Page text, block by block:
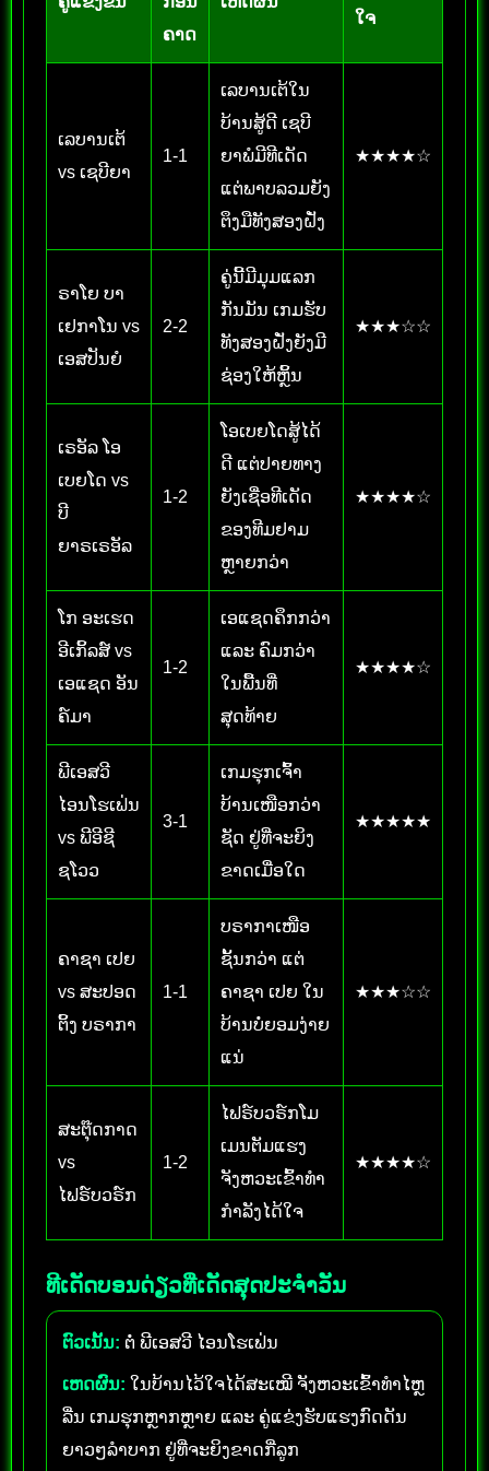
ຄາດ
ໃຈ
ເລບານເຕ້
vs ເຊບີຍາ
1-1
ເລບານເຕ້ໃນ
ບ້ານສູ້ດີ ເຊບີ
ຍາພໍມີທີເດັດ
ແຕ່ພາບລວມຍັງ
ຕຶງມືທັງສອງຝັ່ງ
★★★★☆
ຣາໂຍ ບາ
ເຢກາໂນ vs
ເອສປັນຍໍ
2-2
ຄູ່ນີ້ມີມຸມແລກ
ກັນມັນ ເກມຮັບ
ທັງສອງຝັ່ງຍັງມີ
ຊ່ອງໃຫ້ຫຼິ້ນ
★★★☆☆
ເຣອັລ ໂອ
ເບຍໂດ vs
ບີ
ຍາຣເຣອັລ
1-2
ໂອເບຍໂດສູ້ໄດ້
ດີ ແຕ່ປາຍທາງ
ຍັງເຊື່ອທີເດັດ
ຂອງທີມຢາມ
ຫຼາຍກວ່າ
★★★★☆
ໂກ ອະເຮດ
ອີເກິ້ລສ໌ vs
ເອແຊດ ອັນ
ຄ໌ມາ
1-2
ເອແຊດຄຶກກວ່າ
ແລະ ຄົມກວ່າ
ໃນພື້ນທີ່
ສຸດທ້າຍ
★★★★☆
ພີເອສວີ
ໄອນໂຮເຟ່ນ
vs ພີອີຊີ
ຊໂວວ
3-1
ເກມຮຸກເຈົ້າ
ບ້ານເໜືອກວ່າ
ຊັດ ຢູ່ທີ່ຈະຍິງ
ຂາດເມື່ອໃດ
★★★★★
ຄາຊາ ເປຍ
vs ສະປອດ
ຕິ້ງ ບຣາກາ
1-1
ບຣາກາເໜືອ
ຊັ້ນກວ່າ ແຕ່
ຄາຊາ ເປຍ ໃນ
ບ້ານບໍ່ຍອມງ່າຍ
ແນ່
★★★☆☆
ສະຕຸ໊ດກາດ
vs
ໄຟຣ໌ບວຣ໌ກ
1-2
ໄຟຣ໌ບວຣ໌ກໂມ
ເມນຕັມແຮງ
ຈັງຫວະເຂົ້າທຳ
ກຳລັງໄດ້ໃຈ
★★★★☆
ທີເດັດບອນດ່ຽວທີ່ເດັດສຸດປະຈຳວັນ
ຕົວເນັ້ນ: ຕໍ່ ພີເອສວີ ໄອນໂຮເຟ່ນ
ເຫດຜົນ: ໃນບ້ານໄວ້ໃຈໄດ້ສະເໝີ ຈັງຫວະເຂົ້າທຳໄຫຼ
ລື່ນ ເກມຮຸກຫຼາກຫຼາຍ ແລະ ຄູ່ແຂ່ງຮັບແຮງກົດດັນ
ຍາວໆລຳບາກ ຢູ່ທີ່ຈະຍິງຂາດກີ່ລູກ